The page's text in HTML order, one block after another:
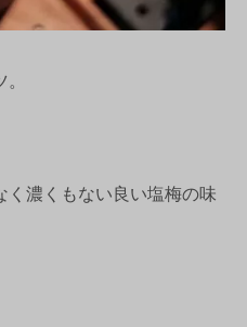
く濃くもない良い塩梅の味